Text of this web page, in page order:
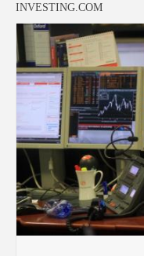
INVESTING.COM